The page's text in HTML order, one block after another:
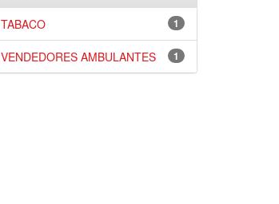
1
TABACO
1
VENDEDORES AMBULANTES